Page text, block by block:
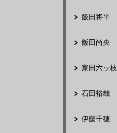
飯田将平
飯田尚央
家田六ッ枝
石田裕哉
伊藤千穂